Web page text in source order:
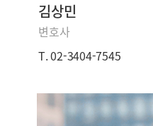
김상민
변호사
T. 02-3404-7545